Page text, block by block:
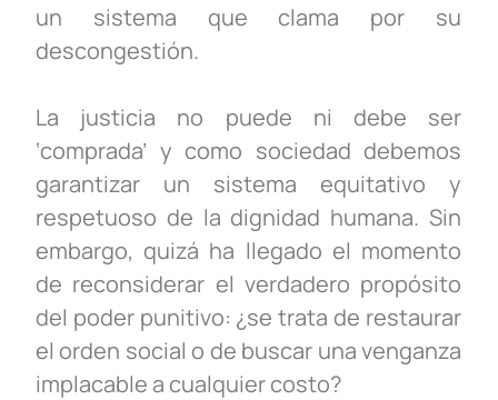
un sistema que clama por su
descongestión.
La justicia no puede ni debe ser
‘comprada’ y como sociedad debemos
garantizar un sistema equitativo y
respetuoso de la dignidad humana. Sin
embargo, quizá ha llegado el momento
de reconsiderar el verdadero propósito
del poder punitivo: ¿se trata de restaurar
el orden social o de buscar una venganza
implacable a cualquier costo?